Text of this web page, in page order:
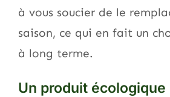
à vous soucier de le
saison, ce qui en fait un
à long terme.
Un produit écologique